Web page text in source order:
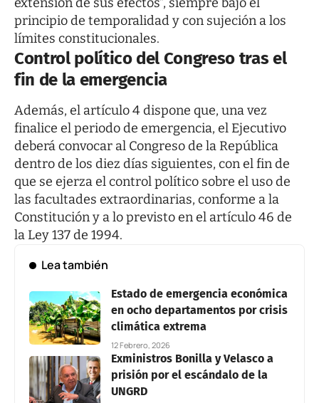
principio de temporalidad y con sujeción a los
límites constitucionales.
Control político del Congreso tras el
fin de la emergencia
Además, el artículo 4 dispone que, una vez
finalice el periodo de emergencia, el Ejecutivo
deberá convocar al Congreso de la República
dentro de los diez días siguientes, con el fin de
que se ejerza el control político sobre el uso de
las facultades extraordinarias, conforme a la
Constitución y a lo previsto en el artículo 46 de
la Ley 137 de 1994.
Lea también
Estado de emergencia económica
en ocho departamentos por crisis
climática extrema
12 Febrero, 2026
Exministros Bonilla y Velasco a
prisión por el escándalo de la
UNGRD